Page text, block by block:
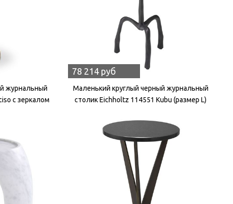
журнальный
с зеркалом
78 214 руб
Маленький круглый черный журнальный
столик Eichholtz 114551 Kubu (размер L)